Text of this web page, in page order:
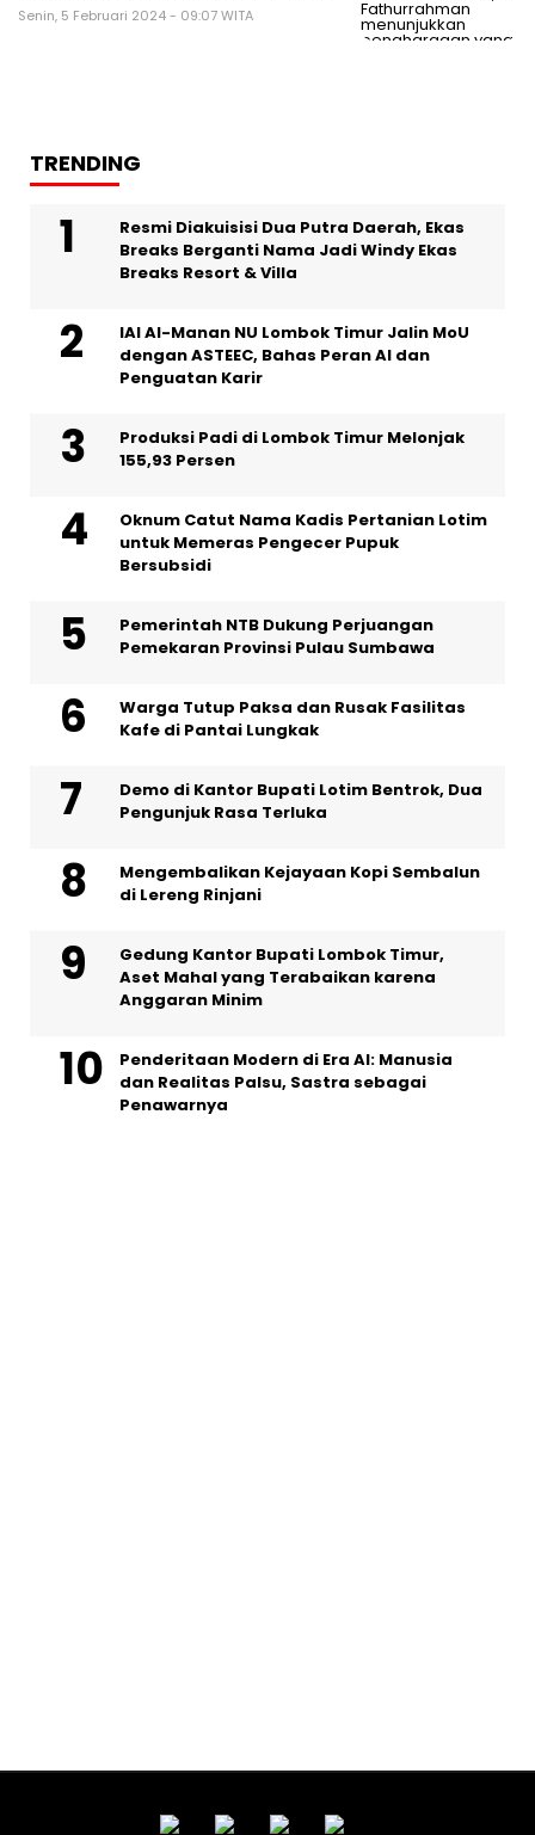
Senin, 5 Februari 2024 - 09:07 WITA
TRENDING
Resmi Diakuisisi Dua Putra Daerah, Ekas
Breaks Berganti Nama Jadi Windy Ekas
Breaks Resort & Villa
IAI Al-Manan NU Lombok Timur Jalin MoU
dengan ASTEEC, Bahas Peran AI dan
Penguatan Karir
Produksi Padi di Lombok Timur Melonjak
155,93 Persen
Oknum Catut Nama Kadis Pertanian Lotim
untuk Memeras Pengecer Pupuk
Bersubsidi
Pemerintah NTB Dukung Perjuangan
Pemekaran Provinsi Pulau Sumbawa
Warga Tutup Paksa dan Rusak Fasilitas
Kafe di Pantai Lungkak
Demo di Kantor Bupati Lotim Bentrok, Dua
Pengunjuk Rasa Terluka
Mengembalikan Kejayaan Kopi Sembalun
di Lereng Rinjani
Gedung Kantor Bupati Lombok Timur,
Aset Mahal yang Terabaikan karena
Anggaran Minim
Penderitaan Modern di Era AI: Manusia
dan Realitas Palsu, Sastra sebagai
Penawarnya